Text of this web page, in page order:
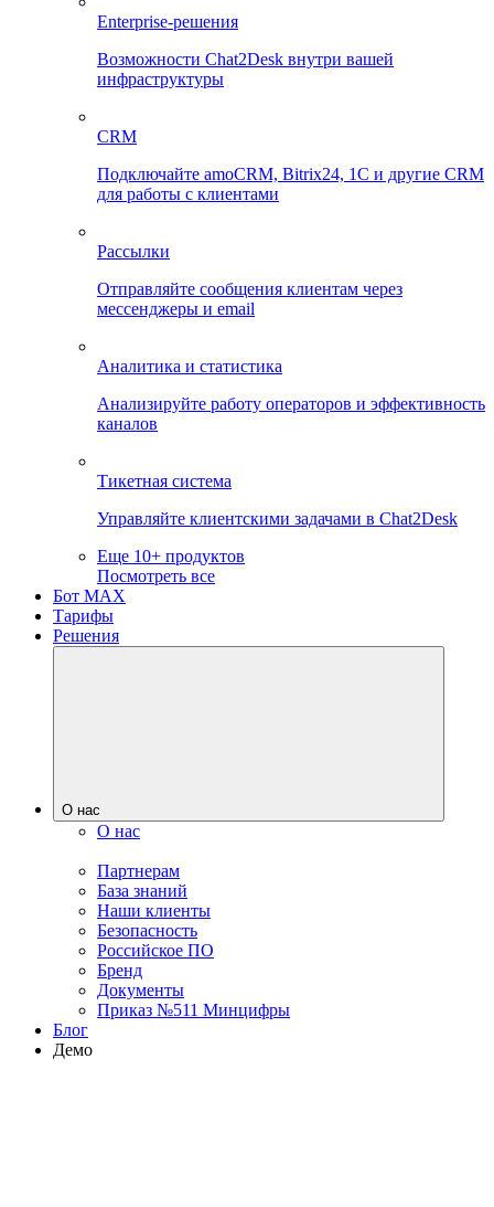
Enterprise-решения
Возможности Chat2Desk внутри вашей
инфраструктуры
CRM
Подключайте amoCRM, Bitrix24, 1C и другие CRM
для работы с клиентами
Рассылки
Отправляйте сообщения клиентам через
мессенджеры и email
Аналитика и статистика
Анализируйте работу операторов и эффективность
каналов
Тикетная система
Управляйте клиентскими задачами в Chat2Desk
Еще 10+ продуктов
Посмотреть все
Бот MAX
Тарифы
Решения
О нас
О нас
Партнерам
База знаний
Наши клиенты
Безопасность
Российское ПО
Бренд
Документы
Приказ №511 Минцифры
Блог
Демо